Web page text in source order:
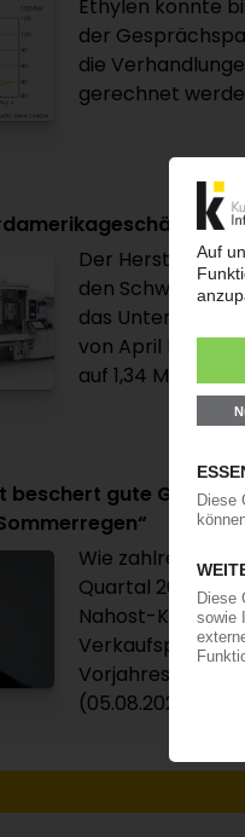
Ethylen konnte
der
die
gerechnet
Der Hersteller
den Schwung
das
von April bis Juni
auf 1,34 Mrd
beschert gute
Wie zahlreiche
Quartal 2026
Nahost-Konflikt
Verkaufspreise
Vorjahreswert um
(05.08.2026)